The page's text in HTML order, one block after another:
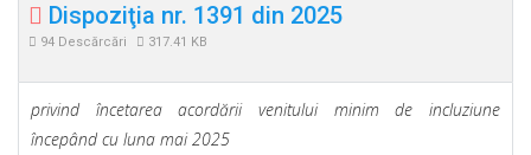
Dispoziţia nr. 1391 din 2025
94 Descărcări 317.41 KB
privind încetarea acordării venitului minim de incluziune
începând cu luna mai 2025